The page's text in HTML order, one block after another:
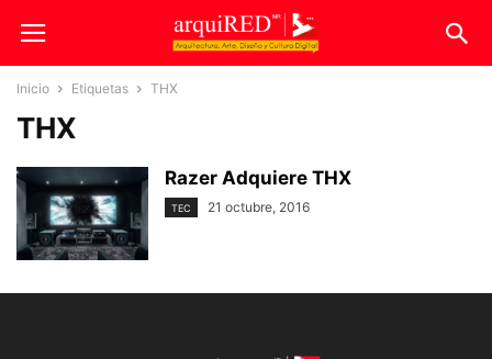
Inicio Etiquetas THX
THX
Razer Adquiere THX
TEC 21 octubre, 2016